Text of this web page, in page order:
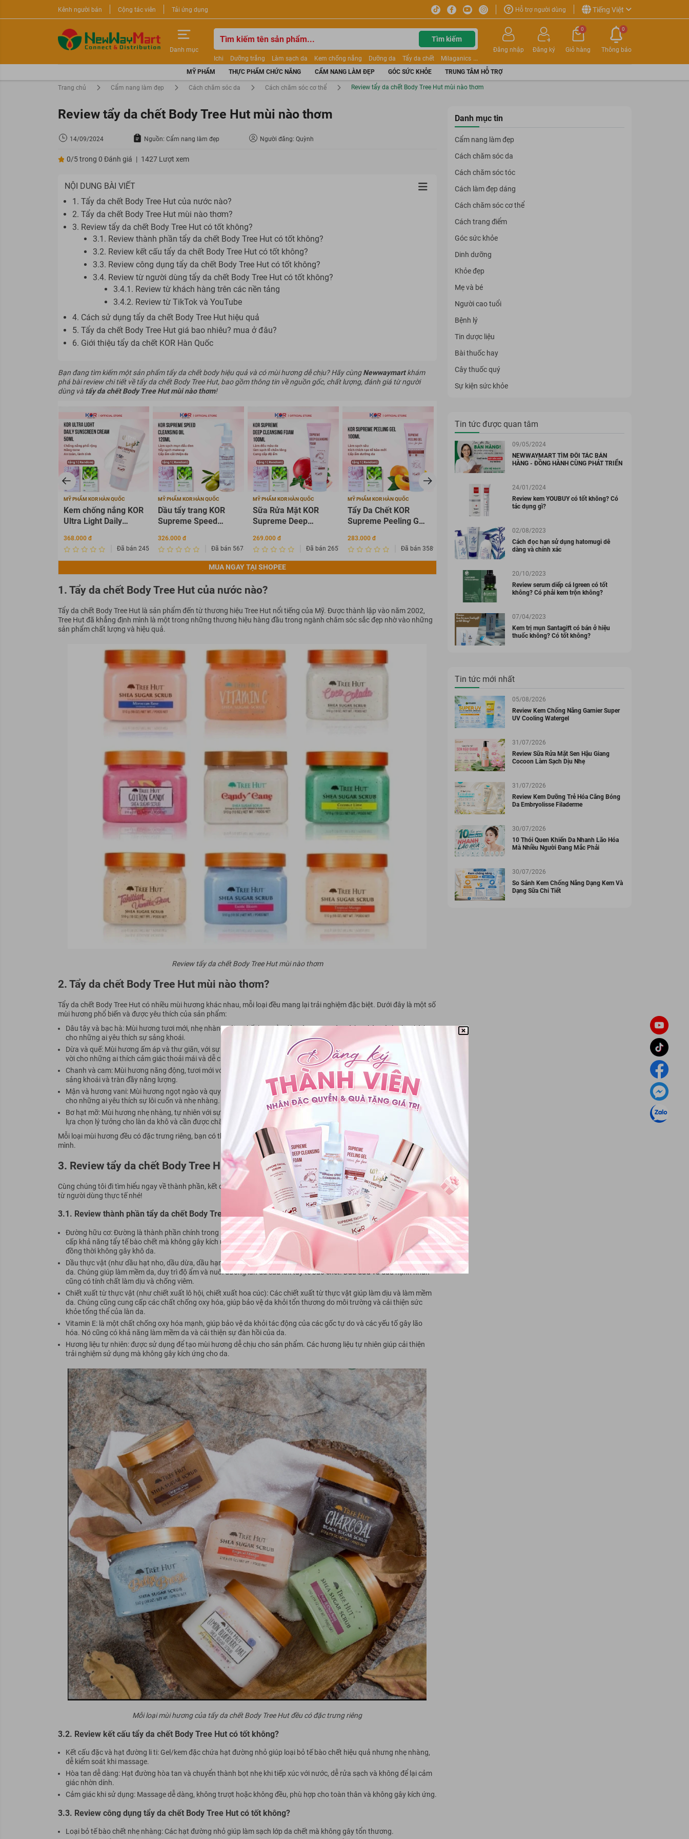
Kênh người bán Cộng tác viên Tải ứng dụng Hỗ trợ người dùng Tiếng Việt
Danh mục
Tìm kiếm
Ichi Dưỡng trắng Làm sạch da Kem chống nắng Dưỡng da Tẩy da chết
Milaganics
Nước tẩy trang
Kem trang điểm Dưỡng trắng Dior Mỹ phẩm Mặt nạ
Tinh chất
Sữa rửa mặt
Đăng nhập Đăng ký
0
Giỏ hàng Thông báo
0
MỸ PHẨM THỰC PHẨM CHỨC NĂNG CẨM NANG LÀM ĐẸP GÓC SỨC KHỎE TRUNG TÂM HỖ TRỢ
Trang chủ Cẩm nang làm đẹp Cách chăm sóc da Cách chăm sóc cơ thể Review tẩy da chết Body Tree Hut mùi nào thơm
Review tẩy da chết Body Tree Hut mùi nào thơm
14/09/2024 Nguồn: Cẩm nang làm đẹp Người đăng: Quỳnh
0/5 trong 0 Đánh giá | 1427 Lượt xem
NỘI DUNG BÀI VIẾT
1. Tẩy da chết Body Tree Hut của nước nào?
2. Tẩy da chết Body Tree Hut mùi nào thơm?
3. Review tẩy da chết Body Tree Hut có tốt không?
3.1. Review thành phần tẩy da chết Body Tree Hut có tốt không?
3.2. Review kết cấu tẩy da chết Body Tree Hut có tốt không?
3.3. Review công dụng tẩy da chết Body Tree Hut có tốt không?
3.4. Review từ người dùng tẩy da chết Body Tree Hut có tốt không?
3.4.1. Review từ khách hàng trên các nền tảng
3.4.2. Review từ TikTok và YouTube
4. Cách sử dụng tẩy da chết Body Tree Hut hiệu quả
5. Tẩy da chết Body Tree Hut giá bao nhiêu? mua ở đâu?
6. Giới thiệu tẩy da chết KOR Hàn Quốc
Bạn đang tìm kiếm một sản phẩm tẩy da chết body hiệu quả và có mùi hương dễ chịu? Hãy cùngNewwaymartkhám
phá bài review chi tiết về tẩy da chết Body Tree Hut, bao gồm thông tin về nguồn gốc, chất lượng, đánh giá từ người
dùng và tẩy da chết Body Tree Hut mùi nào thơm!
MỸ PHẨM KOR HÀN QUỐC
Kem chống nắng KOR
Ultra Light Daily
SPF 50+ PA ++++
368.000 đ
Đã bán 2456342
MỸ PHẨM KOR HÀN QUỐC
Dầu tẩy trang KOR
Supreme Speed
326.000 đ
Đã bán 567835
MỸ PHẨM KOR HÀN QUỐC
Sữa Rửa Mặt KOR
Supreme Deep
100ml
269.000 đ
Đã bán 2657268
MỸ PHẨM KOR HÀN QUỐC
Tẩy Da Chết KOR
Supreme Peeling Gel
283.000 đ
Đã bán 3589875
MỸ PHẨM KOR HÀN QUỐC
Serum dưỡng trắng,
SUPREME FACIAL
SERUM Hàn Quốc
45ml
483.000 đ
568.000 đ
Đã bán 16
MỸ PHẨM KOR HÀN QUỐC
Toner cấp ẩm, dưỡng
SUPREME FACIAL
TONER Hàn Quốc
120ml
469.000 đ
MUA NGAY TẠI SHOPEE
1. Tẩy da chết Body Tree Hut của nước nào?
Tẩy da chết Body Tree Hut là sản phẩm đến từ thương hiệu Tree Hut nổi tiếng của Mỹ. Được thành lập vào năm 2002,
Tree Hut đã khẳng định mình là một trong những thương hiệu hàng đầu trong ngành chăm sóc sắc đẹp nhờ vào những
sản phẩm chất lượng và hiệu quả.
Review tẩy da chết Body Tree Hut mùi nào thơm
2. Tẩy da chết Body Tree Hut mùi nào thơm?
Tẩy da chết Body Tree Hut có nhiều mùi hương khác nhau, mỗi loại đều mang lại trải nghiệm đặc biệt. Dưới đây là một số
mùi hương phổ biến và được yêu thích của sản phẩm:
Dâu tây và bạc hà: Mùi hương tươi mới, nhẹ nhàng với sự kết hợp của dâu tây ngọt ngào và bạc hà mát lạnh. Phù hợp
cho những ai yêu thích sự sảng khoái.
Dừa và quế: Mùi hương ấm áp và thư giãn, với sự kết hợp của dừa ngọt ngào và quế cay nồng. Đây là lựa chọn tuyệt
vời cho những ai thích cảm giác thoải mái và dễ chịu.
Chanh và cam: Mùi hương năng động, tươi mới với sự kết hợp của chanh chua chua và cam ngọt ngào. Tạo cảm giác
sảng khoái và tràn đầy năng lượng.
Mận và hương vani: Mùi hương ngọt ngào và quyến rũ với sự kết hợp của mận chín mọng và vani dịu nhẹ. Thích hợp
cho những ai yêu thích sự lôi cuốn và nhẹ nhàng.
Bơ hạt mỡ: Mùi hương nhẹ nhàng, tự nhiên với sự kết hợp của bơ hạt mỡ cung cấp độ ẩm và nuôi dưỡng da. Đây là
lựa chọn lý tưởng cho làn da khô và cần được chăm sóc đặc biệt.
Mỗi loại mùi hương đều có đặc trưng riêng, bạn có thể chọn lựa dựa trên sở thích cá nhân và nhu cầu chăm sóc da của
mình.
3. Review tẩy da chết Body Tree Hut có tốt không?
Cùng chúng tôi đi tìm hiểu ngay về thành phần, kết cấu, công dung, review của tẩy da chết Body Tree Hut có tốt không
từ người dùng thực tế nhé!
3.1. Review thành phần tẩy da chết Body Tree Hut có tốt không?
Đường hữu cơ: Đường là thành phần chính trong sản phẩm, giúp loại bỏ tế bào chết nhẹ nhàng. Đường hữu cơ cung
cấp khả năng tẩy tế bào chết mà không gây kích ứng cho da. Khi kết hợp với nước, đường sẽ tan ra và làm sạch da,
đồng thời không gây khô da.
Dầu thực vật (như dầu hạt nho, dầu dừa, dầu hạnh nhân): Các loại dầu thực vật cung cấp độ ẩm và dưỡng chất cho
da. Chúng giúp làm mềm da, duy trì độ ẩm và nuôi dưỡng làn da sau khi tẩy tế bào chết. Dầu dừa và dầu hạnh nhân
cũng có tính chất làm dịu và chống viêm.
Chiết xuất từ thực vật (như chiết xuất lô hội, chiết xuất hoa cúc): Các chiết xuất từ thực vật giúp làm dịu và làm mềm
da. Chúng cũng cung cấp các chất chống oxy hóa, giúp bảo vệ da khỏi tổn thương do môi trường và cải thiện sức
khỏe tổng thể của làn da.
Vitamin E: là một chất chống oxy hóa mạnh, giúp bảo vệ da khỏi tác động của các gốc tự do và các yếu tố gây lão
hóa. Nó cũng có khả năng làm mềm da và cải thiện sự đàn hồi của da.
Hương liệu tự nhiên: được sử dụng để tạo mùi hương dễ chịu cho sản phẩm. Các hương liệu tự nhiên giúp cải thiện
trải nghiệm sử dụng mà không gây kích ứng cho da.
Mỗi loại mùi hương của tẩy da chết Body Tree Hut đều có đặc trưng riêng
3.2. Review kết cấu tẩy da chết Body Tree Hut có tốt không?
Kết cấu đặc và hạt đường li ti: Gel/kem đặc chứa hạt đường nhỏ giúp loại bỏ tế bào chết hiệu quả nhưng nhẹ nhàng,
dễ kiểm soát khi massage.
Hòa tan dễ dàng: Hạt đường hòa tan và chuyển thành bọt nhẹ khi tiếp xúc với nước, dễ rửa sạch và không để lại cảm
giác nhờn dính.
Cảm giác khi sử dụng: Massage dễ dàng, không trượt hoặc không đều, phù hợp cho toàn thân và không gây kích ứng.
3.3. Review công dụng tẩy da chết Body Tree Hut có tốt không?
Loại bỏ tế bào chết nhẹ nhàng: Các hạt đường nhỏ giúp làm sạch lớp da chết mà không gây tổn thương.
Danh mục tin
Cẩm nang làm đẹp
Cách chăm sóc da
Cách chăm sóc tóc
Cách làm đẹp dáng
Cách chăm sóc cơ thể
Cách trang điểm
Góc sức khỏe
Dinh dưỡng
Khỏe đẹp
Mẹ và bé
Người cao tuổi
Bệnh lý
Tin dược liệu
Bài thuốc hay
Cây thuốc quý
Sự kiện sức khỏe
Tin tức được quan tâm
09/05/2024
NEWWAYMART TÌM ĐỐI TÁC BÁN
HÀNG - ĐỒNG HÀNH CÙNG PHÁT TRIỂN
24/01/2024
Review kem YOUBUY có tốt không? Có
tác dụng gì?
02/08/2023
Cách đọc hạn sử dụng hatomugi dễ
dàng và chính xác
20/10/2023
Review serum diếp cá Igreen có tốt
không? Có phải kem trộn không?
07/04/2023
Kem trị mụn Santagift có bán ở hiệu
thuốc không? Có tốt không?
Tin tức mới nhất
05/08/2026
Review Kem Chống Nắng Garnier Super
UV Cooling Watergel
31/07/2026
Review Sữa Rửa Mặt Sen Hậu Giang
Cocoon Làm Sạch Dịu Nhẹ
31/07/2026
Review Kem Dưỡng Trẻ Hóa Căng Bóng
Da Embryolisse Filaderme
30/07/2026
10 Thói Quen Khiến Da Nhanh Lão Hóa
Mà Nhiều Người Đang Mắc Phải
30/07/2026
So Sánh Kem Chống Nắng Dạng Kem Và
Dạng Sữa Chi Tiết